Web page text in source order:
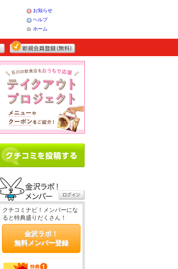
お知らせ
ヘルプ
ホーム
クチコミナビ！メンバーにな
ると特典盛りだくさん！
金沢ラボ！
無料メンバー登録